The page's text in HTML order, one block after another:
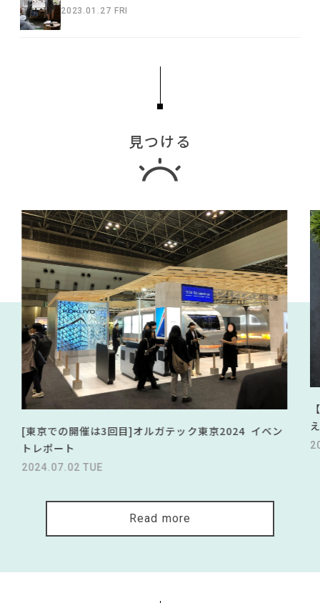
2023.01.27 FRI
見つける
[東京での開催は3回目]オルガテック東京2024 イベン
トレポート
2024.07.02 TUE
Read more